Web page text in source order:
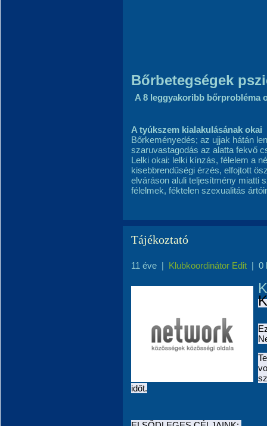
Bőrbetegségek
A 8 leggyakoribb bőrprobléma
A tyúkszem kialakulásának okai
Bőrkeményedés; az ujjak hátán
szaruvastagodás az alatta fekvő
Lelki okai: lelki kínzás, félelem a
kisebbrendűségi érzés, elfojtott
elváráson aluli teljesítmény miatti
félelmek, féktelen szexualitás
Tájékoztató
11 éve | Klubkoordinátor Edit | 0
időt.